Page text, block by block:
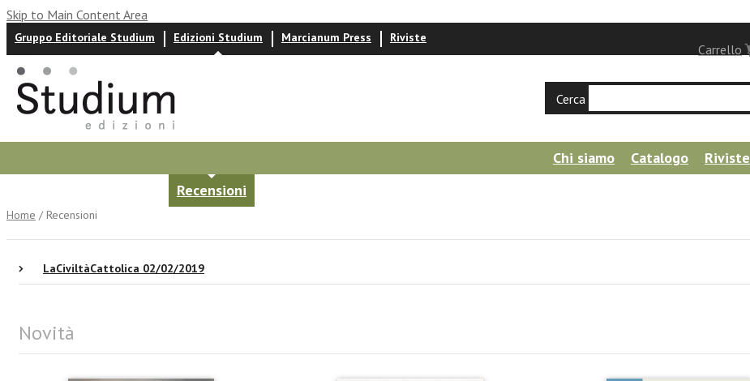
Skip to Main Content Area
Carrello
Gruppo Editoriale Studium Edizioni Studium Marcianum Press Riviste
Cerca
Chi siamo Catalogo Riviste
Recensioni
Home / Recensioni
LaCiviltàCattolica 02/02/2019
Novità